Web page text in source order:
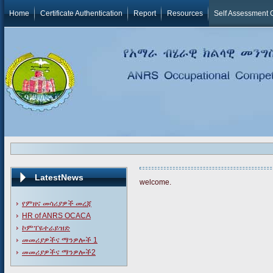
Home Certificate Authentication Report Resources Self Assessment
LatestNews
የምዘና መሳሪያዎች መረጃ
HR of ANRS OCACA
ኮምፐዬተራይዝድ
መመሪያዎችና ማንዎሎች 1
መመሪያዎችና ማንዎሎች2
welcome.